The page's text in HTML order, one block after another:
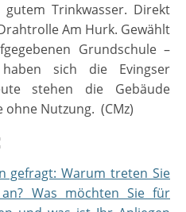
Trinkwasser. Direkt
Am Hurk. Gewählt
Grundschule –
sich die Evingser
stehen die Gebäude
Nutzung. (CMz)
gefragt: Warum treten Sie
Was möchten Sie für